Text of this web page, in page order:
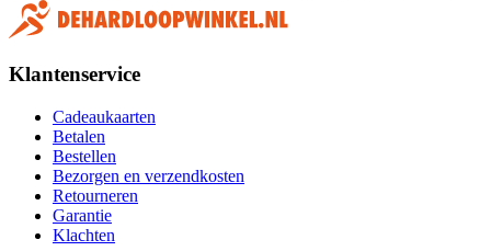
Klantenservice
Cadeaukaarten
Betalen
Bestellen
Bezorgen en verzendkosten
Retourneren
Garantie
Klachten